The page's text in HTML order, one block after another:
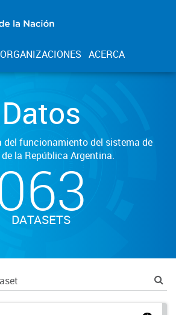
ORGANIZACIONES ACERCA
Datos
del funcionamiento del sistema de
la República Argentina.
DATASETS